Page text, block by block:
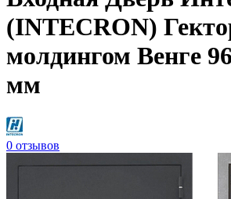
(INTECRON)
молдингом Венге
мм
0 отзывов